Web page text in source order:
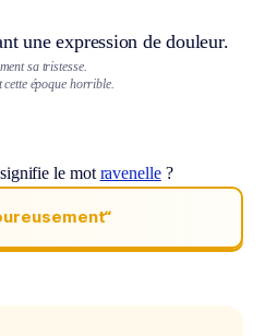
une expression de douleur.
sa tristesse.
époque horrible.
le mot ravenelle?